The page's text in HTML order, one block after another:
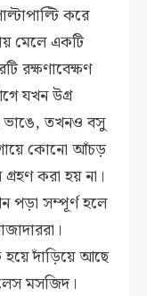
করে
মেলে একটি
রক্ষণাবেক্ষণ
যখন উগ্র
ভাঙে, তখনও বসু
গায়ে কোনো আঁচড়
করা হয় না।
সম্পূর্ণ হলে
হয়ে দাঁড়িয়ে আছে
মসজিদ।